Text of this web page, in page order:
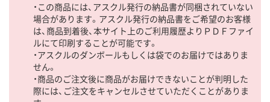
・この商品には、アスクル発行の納品書が同梱されていない
場合があります。アスクル発行の納品書をご希望のお客様
は、商品到着後、本サイト上のご利用履歴よりＰＤＦファイ
ルにて印刷することが可能です。
・アスクルのダンボールもしくは袋でのお届けではありま
せん。
・商品のご注文後に商品がお届けできないことが判明した
際には、ご注文をキャンセルさせていただくことがありま